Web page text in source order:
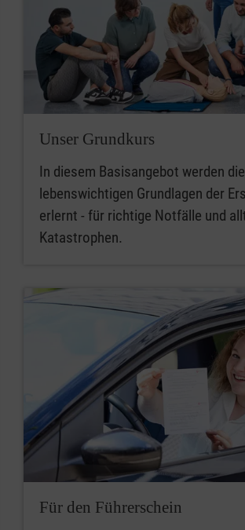
Unser Grundkurs
In diesem Basisangebot werden die
lebenswichtigen Grundlagen der
erlernt - für richtige Notfälle und
Katastrophen.
Für den Führerschein